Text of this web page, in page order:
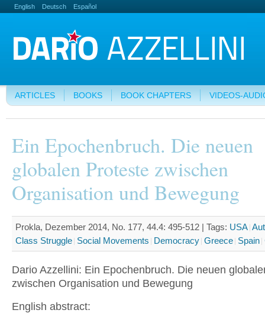
English Deutsch Español
ARTICLES BOOKS BOOK CHAPTERS VIDEOS-
Ein Epochenbruch. Die neuen
globalen Proteste zwischen
Organisation und Bewegung
Prokla, Dezember 2014, No. 177, 44.4: 495-512 | Tags: USA
Class Struggle Social Movements Democracy Greece Spain
Dario Azzellini: Ein Epochenbruch. Die neuen
zwischen Organisation und Bewegung
English abstract: